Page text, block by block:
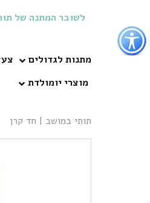
כפתור
לפתיחת
תפריט
נגישות
לשובר המתנה של
מתנות לגדולים
מוצרי יומולדת
תותי במושב | חד קרן